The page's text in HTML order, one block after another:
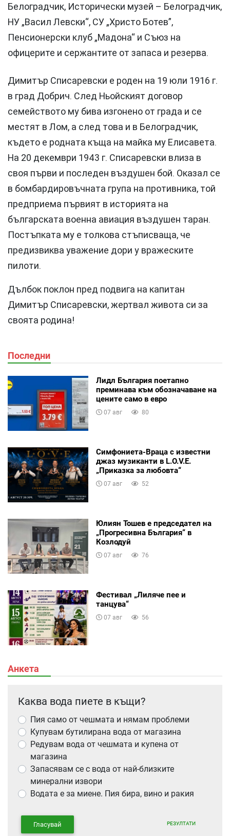
Белоградчик, Исторически музей – Белоградчик,
НУ „Васил Левски“, СУ „Христо Ботев”,
Пенсионерски клуб „Мадона“ и Съюз на
офицерите и сержантите от запаса и резерва.
Димитър Списаревски е роден на 19 юли 1916 г.
в град Добрич. След Ньойският договор
семейството му бива изгонено от града и се
местят в Лом, а след това и в Белоградчик,
където е родната къща на майка му Елисавета.
На 20 декември 1943 г. Списаревски влиза в
своя първи и последен въздушен бой. Оказал се
в бомбардировъчната група на противника, той
предприема първият в историята на
българската военна авиация въздушен таран.
Постъпката му е толкова стъписваща, че
предизвиква уважение дори у вражеските
пилоти.
Дълбок поклон пред подвига на капитан
Димитър Списаревски, жертвал живота си за
своята родина!
Последни
Лидл България поетапно
преминава към обозначаване на
цените само в евро
07 авг 80
Симфониета-Враца с известни
джаз музиканти в L.O.V.E.
„Приказка за любовта“
07 авг 52
Юлиян Тошев е председател на
„Прогресивна България“ в
Козлодуй
07 авг 76
Фестивал „Лиляче пее и
танцува“
07 авг 56
Анкета
Каква вода пиете в къщи?
Пия само от чешмата и нямам проблеми
Купувам бутилирана вода от магазина
Редувам вода от чешмата и купена от
магазина
Запасявам се с вода от най-близките
минерални извори
Водата е за миене. Пия бира, вино и ракия
Гласувай РЕЗУЛТАТИ